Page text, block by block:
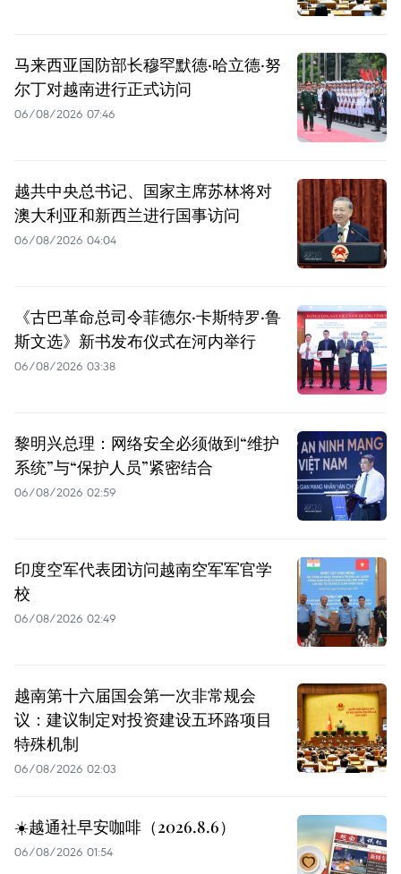
马来西亚国防部长穆罕默德·哈立德·努
尔丁对越南进行正式访问
06/08/2026 07:46
越共中央总书记、国家主席苏林将对
澳大利亚和新西兰进行国事访问
06/08/2026 04:04
《古巴革命总司令菲德尔·卡斯特罗·鲁
斯文选》新书发布仪式在河内举行
06/08/2026 03:38
黎明兴总理：网络安全必须做到“维护
系统”与“保护人员”紧密结合
06/08/2026 02:59
印度空军代表团访问越南空军军官学
校
06/08/2026 02:49
越南第十六届国会第一次非常规会
议：建议制定对投资建设五环路项目
特殊机制
06/08/2026 02:03
☀️越通社早安咖啡（2026.8.6）
06/08/2026 01:54